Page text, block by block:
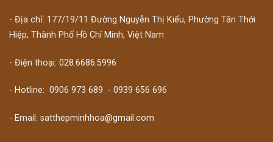
- Địa chỉ: 177/19/11 Đường Nguyễn Thị Kiểu, Phường Tân Thới
Hiệp, Thành Phố Hồ Chí Minh, Việt Nam
- Điện thoại: 028.6686.5996
- Hotline: 0906 973 689 - 0939 656 696
- Email: satthepminhhoa@gmail.com